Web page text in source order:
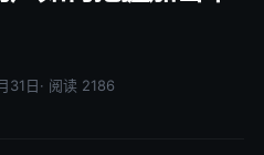
31日· 阅读 2186